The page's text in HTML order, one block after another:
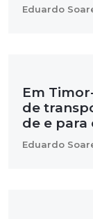
Eduardo
Em
de
de e para
Eduardo